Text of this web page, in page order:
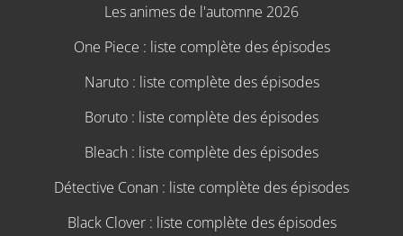
Les animes de l'automne 2026
One Piece : liste complète des épisodes
Naruto : liste complète des épisodes
Boruto : liste complète des épisodes
Bleach : liste complète des épisodes
Détective Conan : liste complète des épisodes
Black Clover : liste complète des épisodes